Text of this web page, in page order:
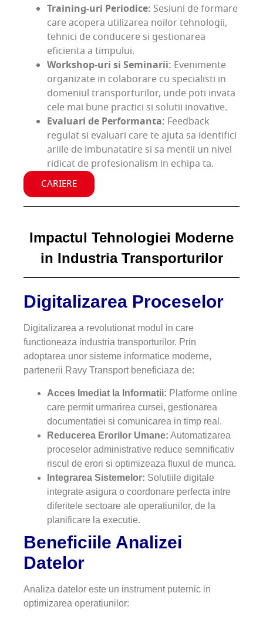
Training-uri Periodice: Sesiuni de formare
care acopera utilizarea noilor tehnologii,
tehnici de conducere si gestionarea
eficienta a timpului.
Workshop-uri si Seminarii: Evenimente
organizate in colaborare cu specialisti in
domeniul transporturilor, unde poti invata
cele mai bune practici si solutii inovative.
Evaluari de Performanta: Feedback
regulat si evaluari care te ajuta sa identifici
ariile de imbunatatire si sa mentii un nivel
ridicat de profesionalism in echipa ta.
CARIERE
Impactul Tehnologiei Moderne
in Industria Transporturilor
Digitalizarea Proceselor
Digitalizarea a revolutionat modul in care
functioneaza industria transporturilor. Prin
adoptarea unor sisteme informatice moderne,
partenerii Ravy Transport beneficiaza de:
Acces Imediat la Informatii: Platforme online
care permit urmarirea cursei, gestionarea
documentatiei si comunicarea in timp real.
Reducerea Erorilor Umane: Automatizarea
proceselor administrative reduce semnificativ
riscul de erori si optimizeaza fluxul de munca.
Integrarea Sistemelor: Solutiile digitale
integrate asigura o coordonare perfecta intre
diferitele sectoare ale operatiunilor, de la
planificare la executie.
Beneficiile Analizei
Datelor
Analiza datelor este un instrument puternic in
optimizarea operatiunilor: